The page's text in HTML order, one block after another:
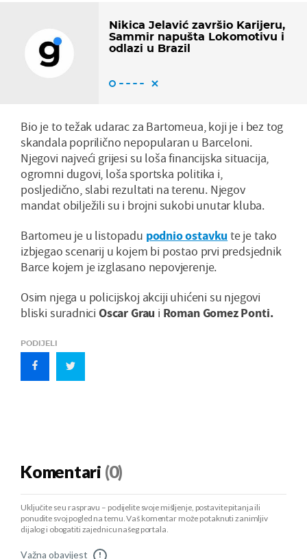
Nikica Jelavić završio Karijeru,
Sammir napušta Lokomotivu i
odlazi u Brazil
Bio je to težak udarac za Bartomeua, koji je i bez tog
skandala poprilično nepopularan u Barceloni.
Njegovi najveći grijesi su loša financijska situacija,
ogromni dugovi, loša sportska politika i,
posljedično, slabi rezultati na terenu. Njegov
mandat obilježili su i brojni sukobi unutar kluba.
Bartomeu je u listopadu podnio ostavku te je tako
izbjegao scenarij u kojem bi postao prvi predsjednik
Barce kojem je izglasano nepovjerenje.
Osim njega u policijskoj akciji uhićeni su njegovi
bliski suradnici Oscar Grau i Roman Gomez Ponti.
PODIJELI
Komentari (0)
Uključite se u raspravu – podijelite svoje mišljenje, postavite pitanja ili
ponudite svoj pogled na temu. Vaš komentar može potaknuti zanimljiv
dijalog i obogatiti zajednicu našeg portala.
Važna obavijest !